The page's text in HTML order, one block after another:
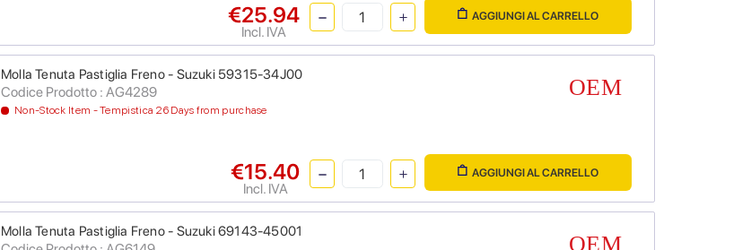
€25.94
Incl. IVA
AGGIUNGI AL CARRELLO
Molla Tenuta Pastiglia Freno - Suzuki 59315-34J00
Codice Prodotto : AG4289
Non-Stock Item - Tempistica 26 Days from purchase
€15.40
Incl. IVA
AGGIUNGI AL CARRELLO
Molla Tenuta Pastiglia Freno - Suzuki 69143-45001